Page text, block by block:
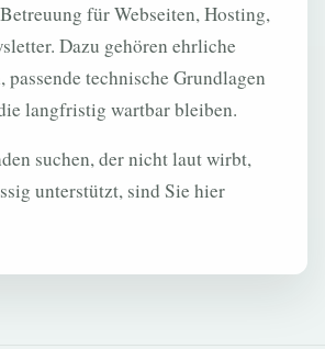
für Webseiten, Hosting,
Dazu gehören ehrliche
passende technische Grundlagen
langfristig wartbar bleiben.
suchen, der nicht laut wirbt,
unterstützt, sind Sie hier